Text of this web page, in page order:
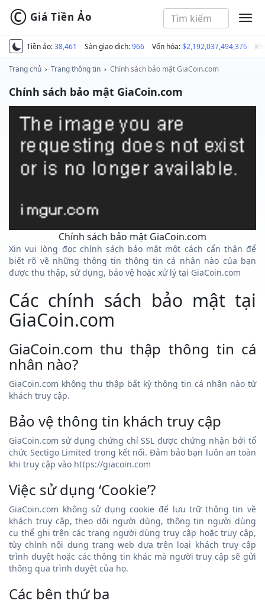
Tiền ảo:38,461 Sàn giao dịch:966 Vốn hóa:$2,192,037,494,376
© Giá Tiền Ảo
Trang chủ › Trang thông tin › Chính sách bảo mật GiaCoin.com
Chính sách bảo mật GiaCoin.com
Chính sách bảo mật GiaCoin.com
Xin vui lòng đọc chính sách bảo mật một cách cẩn thận để
biết rõ về những thông tin thông tin cá nhân nào của bạn
được thu thập, sử dụng, bảo vệ hoặc xử lý tại GiaCoin.com
Các chính sách bảo mật tại
GiaCoin.com
GiaCoin.com thu thập thông tin cá
nhân nào?
GiaCoin.com không thu thập bất kỳ thông tin cá nhân nào từ
khách truy cập.
Bảo vệ thông tin khách truy cập
GiaCoin.com sử dụng chứng chỉ SSL được chứng nhận bởi tổ
chức Sectigo Limited trong kết nối. Đảm bảo bạn luôn an toàn
khi truy cập vào https://giacoin.com
Việc sử dụng ‘Cookie’?
GiaCoin.com không sử dụng cookie để lưu trữ thông tin về
khách truy cập, theo dõi người dùng, thông tin người dùng
cụ thể ghi trên các trang người dùng truy cập hoặc truy cập,
tùy chỉnh nội dung trang web dựa trên loại khách truy cập
trình duyệt hoặc các thông tin khác mà người truy cập sẽ gửi
thông qua trình duyệt của họ.
Các bên thứ ba